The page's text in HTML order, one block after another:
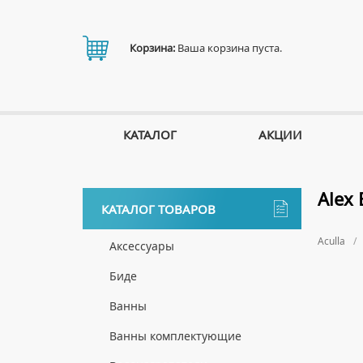
Alex
Aculla
КАТАЛОГ ТОВАРОВ
Аксессуары
ДЕРЖАТЕЛИ
Биде
НАПОЛЬНЫЕ БИДЕ
Ванны
АКРИЛОВЫЕ ВАННЫ
Ванны комплектующие
Корзина: Ваша корзина пуста.
КАТАЛОГ АКЦИИ